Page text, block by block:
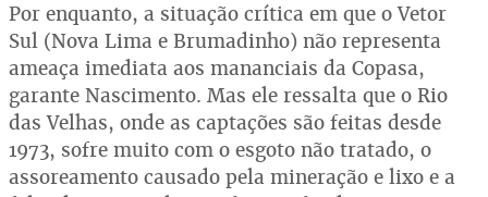
Por enquanto, a situação crítica em que o Vetor
Sul (Nova Lima e Brumadinho) não representa
ameaça imediata aos mananciais da Copasa,
garante Nascimento. Mas ele ressalta que o Rio
das Velhas, onde as captações são feitas desde
1973, sofre muito com o esgoto não tratado, o
assoreamento causado pela mineração e lixo e a